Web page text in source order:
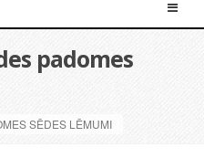
padomes
SĒDES LĒMUMI